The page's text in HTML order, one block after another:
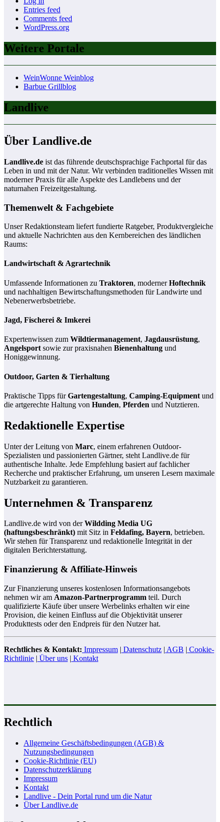
Entries feed
Comments feed
WordPress.org
Weitere Portale
WeinWonne Weinblog
Barbue Grillblog
Landlive
Über Landlive.de
Landlive.de ist das führende deutschsprachige Fachportal für das
Leben in und mit der Natur. Wir verbinden traditionelles Wissen mit
moderner Praxis für alle Aspekte des Landlebens und der
naturnahen Freizeitgestaltung.
Themenwelt & Fachgebiete
Unser Redaktionsteam liefert fundierte Ratgeber, Produktvergleiche
und aktuelle Nachrichten aus den Kernbereichen des ländlichen
Raums:
Landwirtschaft & Agrartechnik
Umfassende Informationen zu Traktoren, modernerHoftechnik
und nachhaltigen Bewirtschaftungsmethoden für Landwirte und
Nebenerwerbsbetriebe.
Jagd, Fischerei & Imkerei
Expertenwissen zum Wildtiermanagement, Jagdausrüstung,
Angelsport sowie zur praxisnahen Bienenhaltung und
Honiggewinnung.
Outdoor, Garten & Tierhaltung
Praktische Tipps fürGartengestaltung, Camping-Equipment und
die artgerechte Haltung von Hunden, Pferden und Nutztieren.
Redaktionelle Expertise
Unter der Leitung von Marc, einem erfahrenen Outdoor-
Spezialisten und passionierten Gärtner, steht Landlive.de für
authentische Inhalte. Jede Empfehlung basiert auf fachlicher
Recherche und praktischer Erfahrung, um unseren Lesern maximale
Nutzbarkeit zu garantieren.
Unternehmen & Transparenz
Landlive.de wird von derWildding Media UG
(haftungsbeschränkt) mit Sitz in Feldafing, Bayern, betrieben.
Wir stehen für Transparenz und redaktionelle Integrität in der
digitalen Berichterstattung.
Finanzierung & Affiliate-Hinweis
Zur Finanzierung unseres kostenlosen Informationsangebots
nehmen wir am Amazon-Partnerprogramm teil. Durch
qualifizierte Käufe über unsere Werbelinks erhalten wir eine
Provision, die keinen Einfluss auf die Objektivität unserer
Produkttests oder den Endpreis für den Nutzer hat.
Rechtliches & Kontakt: Impressum | Datenschutz | AGB | Cookie-
Richtlinie | Über uns | Kontakt
Rechtlich
Allgemeine Geschäftsbedingungen (AGB) &
Nutzungsbedingungen
Cookie-Richtlinie (EU)
Datenschutzerklärung
Impressum
Kontakt
Landlive - Dein Portal rund um die Natur
Über Landlive.de